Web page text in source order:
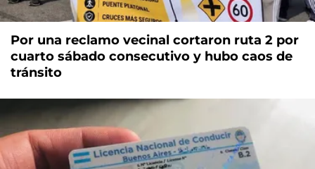
Por una reclamo vecinal cortaron ruta 2 por
cuarto sábado consecutivo y hubo caos de
tránsito